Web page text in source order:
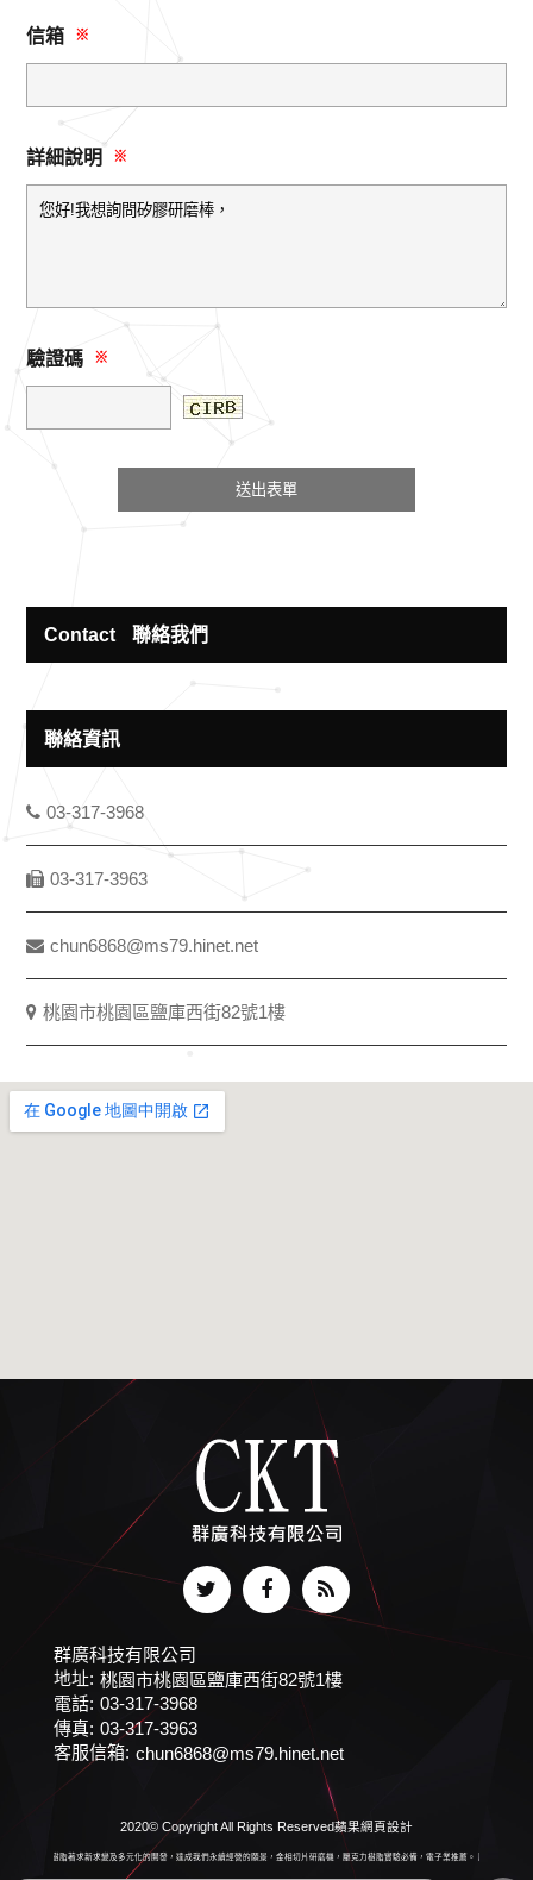
信箱 ※
詳細說明 ※
驗證碼 ※
Contact 聯絡我們
聯絡資訊
03-317-3968
03-317-3963
chun6868@ms79.hinet.net
桃園市桃園區鹽庫西街82號1樓
群廣科技有限公司
地址: 桃園市桃園區鹽庫西街82號1樓
電話: 03-317-3968
傳真: 03-317-3963
客服信箱: chun6868@ms79.hinet.net
2020© Copyright All Rights Reserved蘋果網頁設計
壓克力樹脂著求新求變及多元化的開發，達成我們永續經營的願景，金相切片研磨機，壓克力樹脂實驗必備，電子業推薦。 壓克力樹脂